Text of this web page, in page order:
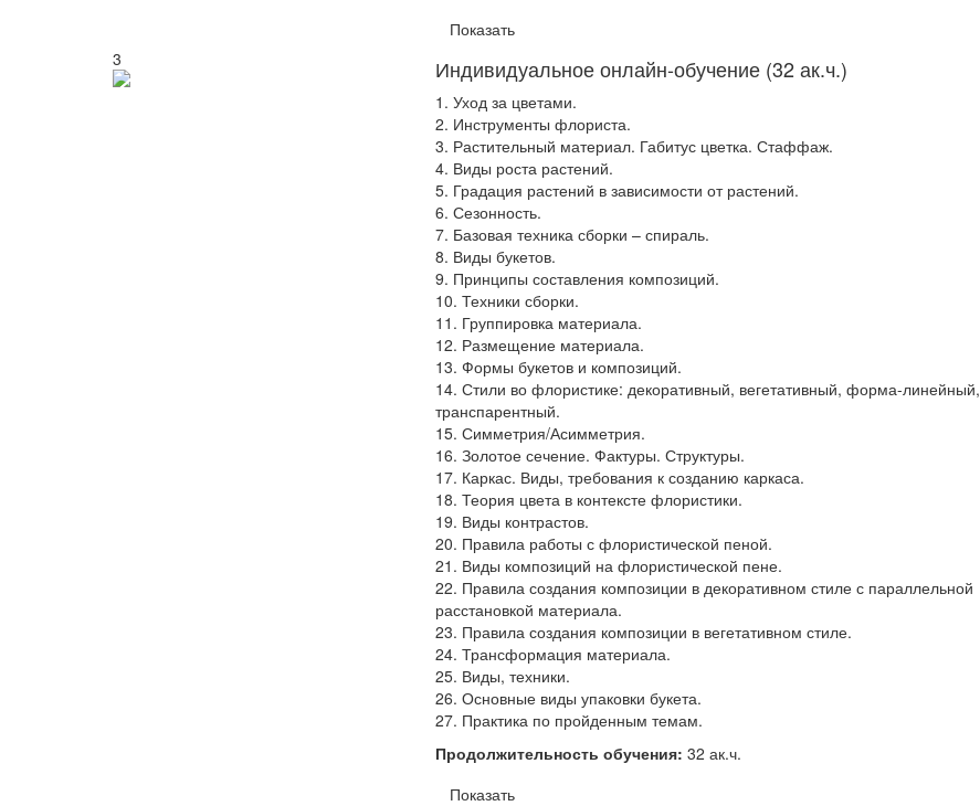
Показать
3
Индивидуальное онлайн-обучение (32 ак.ч.)
1. Уход за цветами.
2. Инструменты флориста.
3. Растительный материал. Габитус цветка. Стаффаж.
4. Виды роста растений.
5. Градация растений в зависимости от растений.
6. Сезонность.
7. Базовая техника сборки – спираль.
8. Виды букетов.
9. Принципы составления композиций.
10. Техники сборки.
11. Группировка материала.
12. Размещение материала.
13. Формы букетов и композиций.
14. Стили во флористике: декоративный, вегетативный, форма-линейный,
транспарентный.
15. Симметрия/Асимметрия.
16. Золотое сечение. Фактуры. Структуры.
17. Каркас. Виды, требования к созданию каркаса.
18. Теория цвета в контексте флористики.
19. Виды контрастов.
20. Правила работы с флористической пеной.
21. Виды композиций на флористической пене.
22. Правила создания композиции в декоративном стиле с параллельной
расстановкой материала.
23. Правила создания композиции в вегетативном стиле.
24. Трансформация материала.
25. Виды, техники.
26. Основные виды упаковки букета.
27. Практика по пройденным темам.
Продолжительность обучения: 32 ак.ч.
Показать